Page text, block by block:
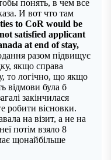
понять, в чем все
И вот что там
to CoR would be
satisfied applicant
at end of stay,
разом підвищує
якщо справа
то логічно, що якщо
відмови була б
закінчилася
робити вісновки.
на візит, а не на
потім взяло 8
щонайбільше